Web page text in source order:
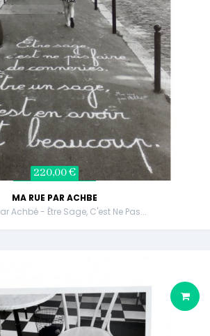
220,00 €
MA RUE PAR ACHBE
Achbé - Être Sage, C'est Ne Pas...